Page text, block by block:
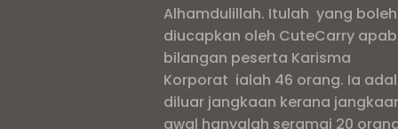
Alhamdulillah. Itulah yang boleh
diucapkan oleh CuteCarry
bilangan peserta Karisma
Korporat ialah 46 orang. Ia
diluar jangkaan kerana
awal hanyalah seramai 20